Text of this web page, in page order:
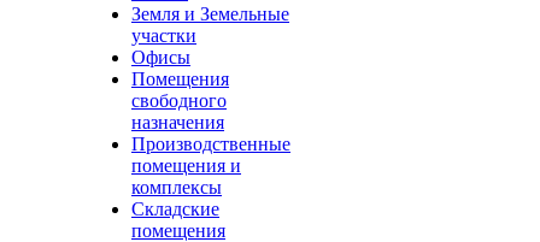
Земля и Земельные
участки
Офисы
Помещения
свободного
назначения
Производственные
помещения и
комплексы
Складские
помещения